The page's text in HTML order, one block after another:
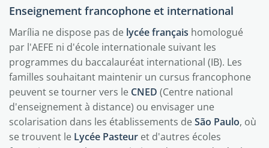
Enseignement francophone et international
Marília ne dispose pas de lycée français homologué
par l'AEFE ni d'école internationale suivant les
programmes du baccalauréat international (IB). Les
familles souhaitant maintenir un cursus francophone
peuvent se tourner vers le CNED (Centre national
d'enseignement à distance) ou envisager une
scolarisation dans les établissements deSão Paulo, où
se trouvent le Lycée Pasteur et d'autres écoles